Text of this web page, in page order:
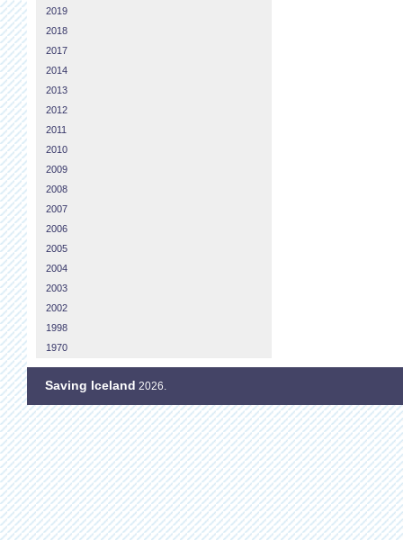
2019
2018
2017
2014
2013
2012
2011
2010
2009
2008
2007
2006
2005
2004
2003
2002
1998
1970
Saving Iceland 2026.